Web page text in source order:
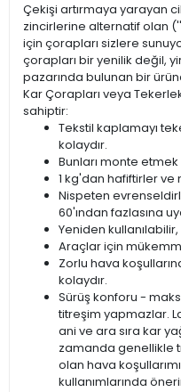
Çekişi artırmaya yarayan
zincirlerine alternatif olan
için çorapları sizlere
çorapları bir yenilik değil,
pazarında bulunan bir
Kar Çorapları veya
sahiptir:
Tekstil kaplamayı
kolaydır.
Bunları monte
1 kg'dan hafiftirler
Nispeten
60'ından fazlasına
Yeniden
Araçlar için
Zorlu hava
kolaydır.
Sürüş konforu -
titreşim yapmazlar.
ani ve ara sıra kar
zamanda genellikle
olan hava
kullanımlarında